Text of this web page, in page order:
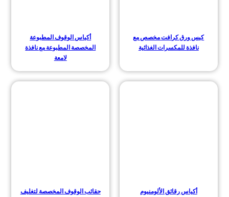
كيس ورق كرافت مخصص مع
نافذة للمكسرات الغذائية
أكياس الوقوف المطبوعة
المخصصة المطبوعة مع نافذة
لامعة
أكياس رقائق الألومنيوم
حقائب الوقوف المخصصة لتغليف